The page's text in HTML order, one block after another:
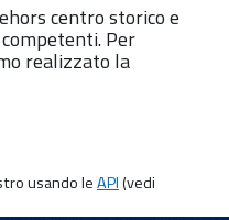
centro storico e
Per
realizzato la
usando leAPI(vedi